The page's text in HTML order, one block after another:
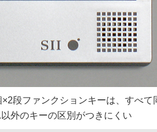
段ファンクションキーは、すべて
外のキーの区別がつきにくい